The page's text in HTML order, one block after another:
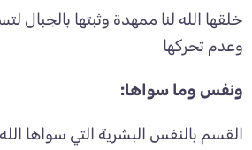
خلقها الله لنا ممهدة وثبتها بالجبال
وعدم تحركها
ونفس وما سواها:
القسم بالنفس البشرية التي سواها